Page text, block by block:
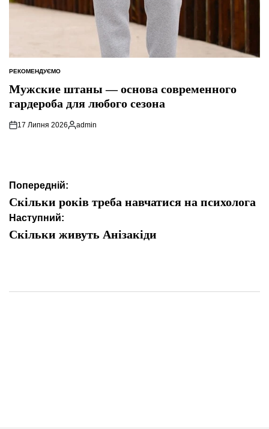
ОПУБЛІКУВАТИ
РЕКОМЕНДУЄМО
Мужские штаны — основа современного
гардероба для любого сезона
17 Липня 2026
Опубліковано
admin
Навігація
записів
Попередній:
Скільки років треба навчатися на психолога
Наступний:
Скільки живуть Анізакіди